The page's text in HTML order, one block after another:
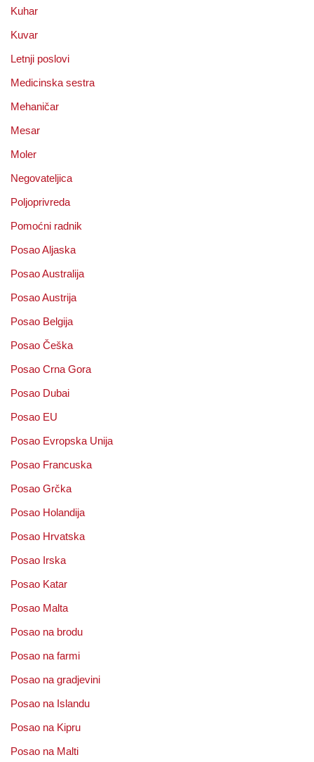
Kuhar
Kuvar
Letnji poslovi
Medicinska sestra
Mehaničar
Mesar
Moler
Negovateljica
Poljoprivreda
Pomoćni radnik
Posao Aljaska
Posao Australija
Posao Austrija
Posao Belgija
Posao Češka
Posao Crna Gora
Posao Dubai
Posao EU
Posao Evropska Unija
Posao Francuska
Posao Grčka
Posao Holandija
Posao Hrvatska
Posao Irska
Posao Katar
Posao Malta
Posao na brodu
Posao na farmi
Posao na gradjevini
Posao na Islandu
Posao na Kipru
Posao na Malti